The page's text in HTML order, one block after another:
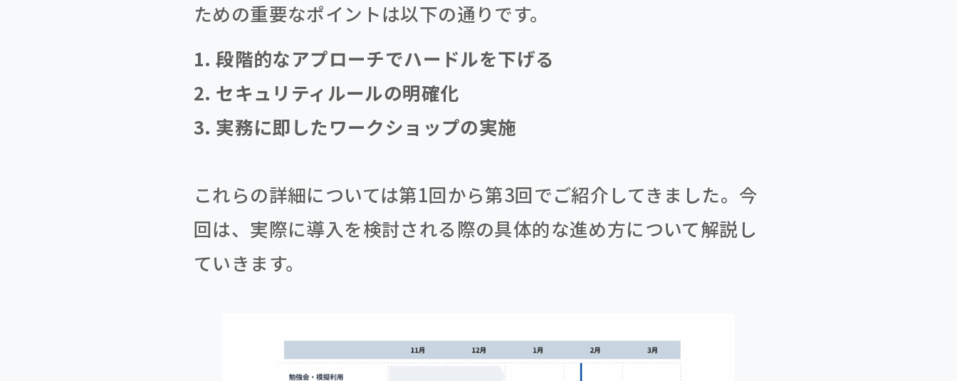
ための重要なポイントは以下の通りです。
1. 段階的なアプローチでハードルを下げる
2. セキュリティルールの明確化
3. 実務に即したワークショップの実施
これらの詳細については第1回から第3回でご紹介してきました。今
回は、実際に導入を検討される際の具体的な進め方について解説し
ていきます。